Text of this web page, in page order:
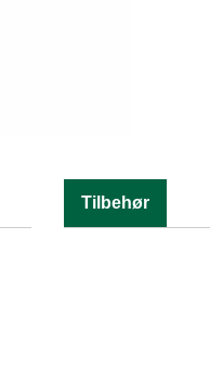
Tilbehør